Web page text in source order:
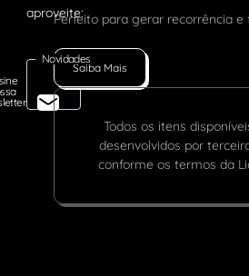
Novidades
Perfeito para gerar recorrência e
Saiba Mais
Todos os itens
desenvolvidos por
conforme os termos da